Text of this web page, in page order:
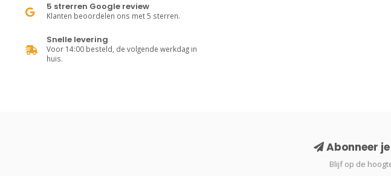
5 strerren Google review
Klanten beoordelen ons met 5 sterren.
Snelle levering
Voor 14:00 besteld, de volgende werkdag in
huis.
Abonneer
Blijf op de